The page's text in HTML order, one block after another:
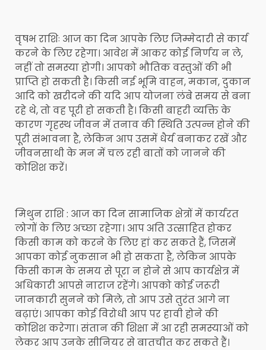
वृषभ राशिः आज का दिन आपके लिए जिम्मेदारी से कार्य
करने के लिए रहेगा। आवेश में आकर कोई निर्णय न ले,
नहीं तो समस्या होगी। आपको भौतिक वस्तुओं की भी
प्राप्ति हो सकती है। किसी नई भूमि वाहन, मकान, दुकान
आदि को खरीदने की यदि आप योजना लंबे समय से बना
रहे थे, तो वह पूरी हो सकती है। किसी बाहरी व्यक्ति के
कारण गृहस्थ जीवन में तनाव की स्थिति उत्पन्न होने की
पूरी संभावना है, लेकिन आप उसमें धैर्य बनाकर रखें और
जीवनसाथी के मन में चल रही बातों को जानने की
कोशिश करें।
मिथुन राशि : आज का दिन सामाजिक क्षेत्रों में कार्यरत
लोगों के लिए अच्छा रहेगा। आप अति उत्साहित होकर
किसी काम को करने के लिए हां कर सकते हैं, जिसमें
आपका कोई नुकसान भी हो सकता है, लेकिन आपके
किसी काम के समय से पूरा न होने से आप कार्यक्षेत्र में
अधिकारी आपसे नाराज रहेंगे। आपको कोई जरूरी
जानकारी सुनने को मिले, तो आप उसे तुरंत आगे ना
बढ़ाएं। आपका कोई विरोधी आप पर हावी होने की
कोशिश करेगा। संतान की शिक्षा में आ रही समस्याओं को
लेकर आप उनके सीनियर से बातचीत कर सकते हैं।